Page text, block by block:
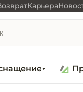
Карьера